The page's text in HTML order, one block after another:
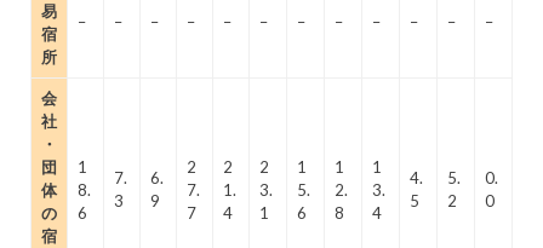
易
宿
所
– – – – – – – – – – – –
会
社
・
団
体
の
宿
1
8.
6
7.
3
6.
9
2
7.
7
2
1.
4
2
3.
1
1
5.
6
1
2.
8
1
3.
4
4.
5
5.
2
0.
0